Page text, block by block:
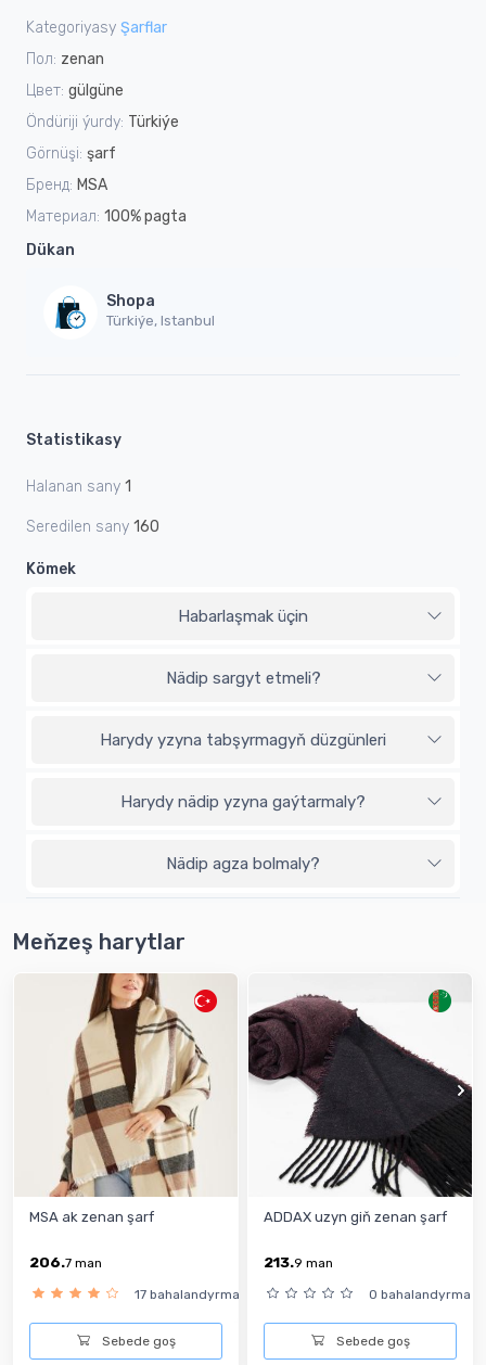
Kategoriyasy Şarflar
Пол: zenan
Цвет: gülgüne
Öndüriji ýurdy: Türkiýe
Görnüşi: şarf
Бренд: MSA
Материал: 100% pagta
Dükan
Shopa
Türkiýe, Istanbul
Statistikasy
Halanan sany 1
Seredilen sany 160
Kömek
Habarlaşmak üçin
Nädip sargyt etmeli?
Harydy yzyna tabşyrmagyň düzgünleri
Harydy nädip yzyna gaýtarmaly?
Nädip agza bolmaly?
Meňzeş harytlar
MSA ak zenan şarf
206.7 man
17 bahalandyrma
Sebede goş
ADDAX uzyn giň zenan şarf
213.9 man
0 bahalandyrma
Sebede goş